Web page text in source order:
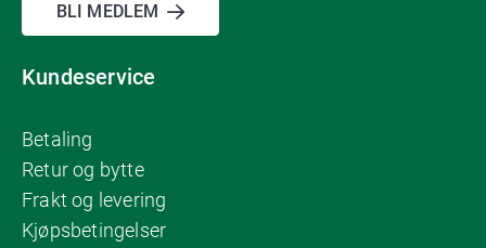
BLI MEDLEM
Kundeservice
Betaling
Retur og bytte
Frakt og levering
Kjøpsbetingelser